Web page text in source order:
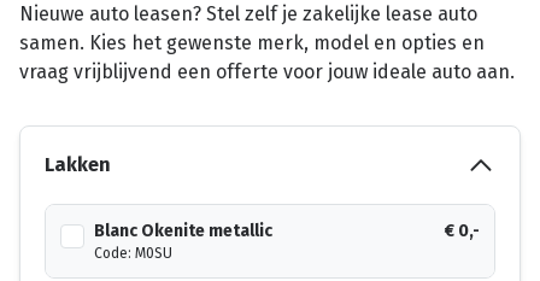
Nieuwe auto leasen? Stel zelf je zakelijke lease auto
samen. Kies het gewenste merk, model en opties en
vraag vrijblijvend een offerte voor jouw ideale auto aan.
Lakken
Blanc Okenite metallic
Code: M0SU
€ 0,-